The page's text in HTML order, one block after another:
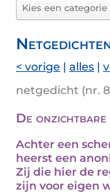
< vorige | alles |
netgedicht (nr.
De onzichtbare
Achter een
heerst een
Zij die hier de
zijn voor eigen